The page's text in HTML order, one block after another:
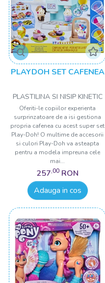
PLAYDOH SET CAFENEA
PLASTILINA SI NISIP KINETIC
Oferiti-le copiilor experienta
surprinzatoare de a isi gestiona
propria cafenea cu acest super set
Play-Doh! O multime de accesorii
si culori Play-Doh va asteapta
pentru a modela impreuna cele
mai...
257,00 RON
Adauga in cos